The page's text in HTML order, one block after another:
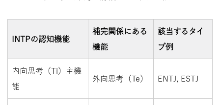
INTPの認知機能
補完関係にある
機能
該当するタイ
プ例
内向思考（Ti）主機
能
外向思考（Te） ENTJ, ESTJ